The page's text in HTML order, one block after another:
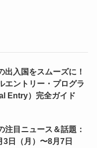
出入国をスムーズに！
エントリー・プログラ
Entry）完全ガイド
注目ニュース＆話題：
3日（月）〜8月7日